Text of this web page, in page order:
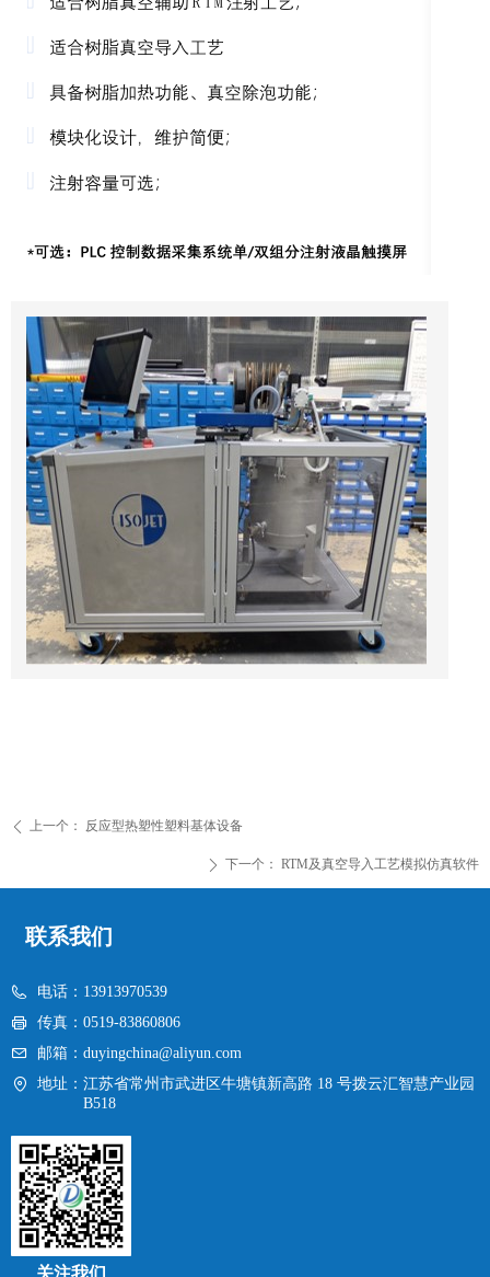
ꄴ 上一个： 反应型热塑性塑料基体设备
ꄲ 下一个： RTM及真空导入工艺模拟仿真软件
关注我们
电话： 13913970539
传真： 0519-83860806
邮箱： duyingchina@aliyun.com
地址： 江苏省常州市武进区牛塘镇新高路 18 号拨云汇智慧产业园
B518
联系我们